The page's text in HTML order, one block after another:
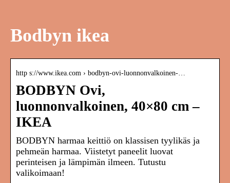
Bodbyn ikea
http s://www.ikea.com › bodbyn-ovi-luonnonvalkoinen-…
BODBYN Ovi,
luonnonvalkoinen, 40×80 cm –
IKEA
BODBYN harmaa keittiö on klassisen tyylikäs ja
pehmeän harmaa. Viistetyt paneelit luovat
perinteisen ja lämpimän ilmeen. Tutustu
valikoimaan!